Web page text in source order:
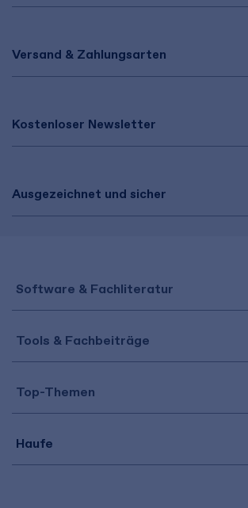
Versand & Zahlungsarten
Kostenloser Newsletter
Ausgezeichnet und sicher
Software & Fachliteratur
Tools & Fachbeiträge
Top-Themen
Haufe